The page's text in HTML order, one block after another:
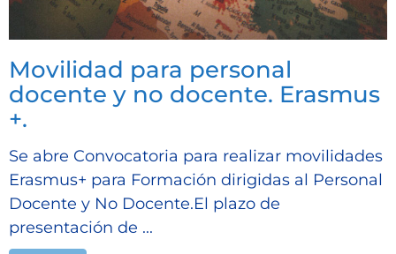
Movilidad para personal
docente y no docente. Erasmus
+.
Se abre Convocatoria para realizar movilidades
Erasmus+ para Formación dirigidas al Personal
Docente y No Docente.El plazo de
presentación de ...